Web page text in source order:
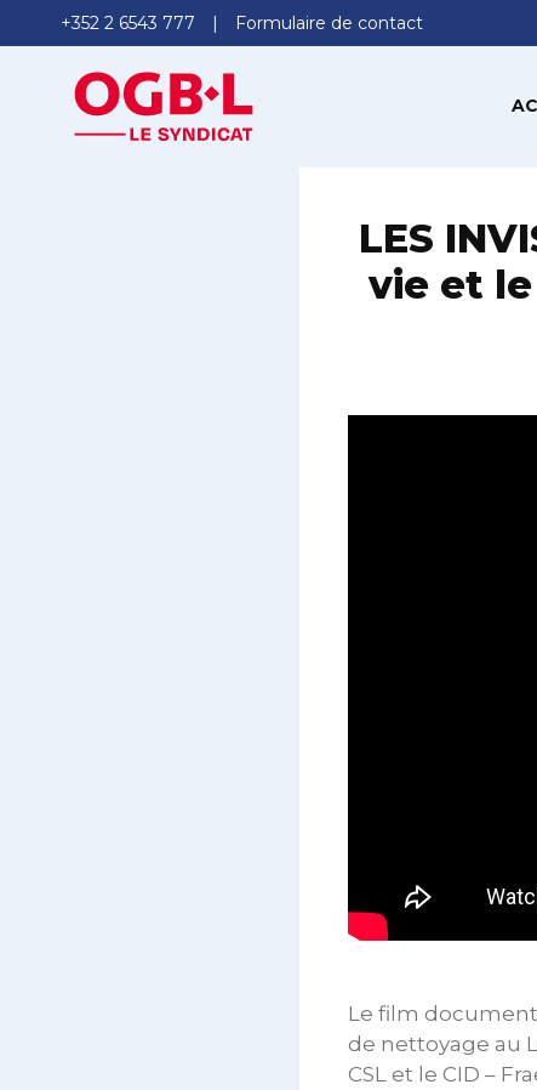
+352 2 6543 777 Formulaire de contact
LES
vie et
Le film
de nettoyage au
CSL et le CID –